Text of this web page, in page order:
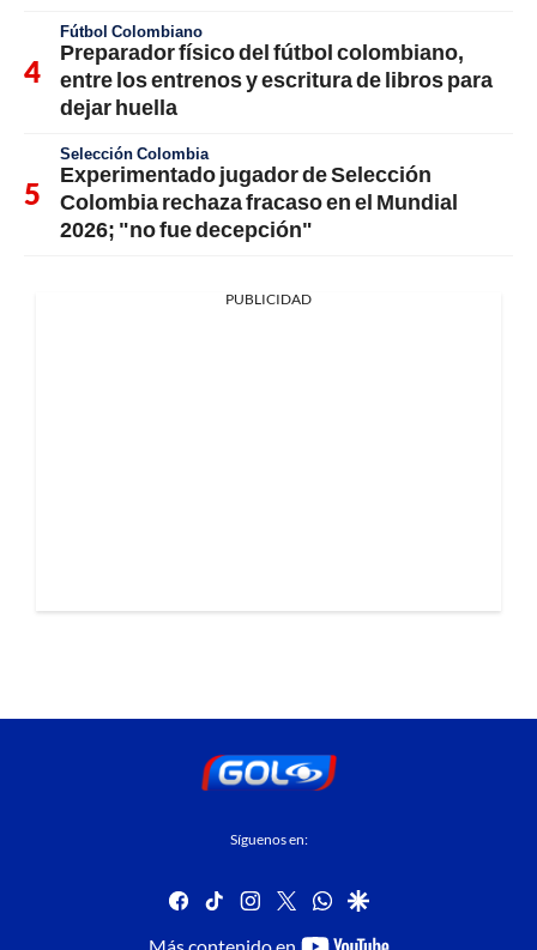
Fútbol Colombiano
Preparador físico del fútbol colombiano,
entre los entrenos y escritura de libros para
dejar huella
Selección Colombia
Experimentado jugador de Selección
Colombia rechaza fracaso en el Mundial
2026; "no fue decepción"
PUBLICIDAD
Síguenos en:
facebook
tiktok instagram
twitterwhatsapp
google
youtube-